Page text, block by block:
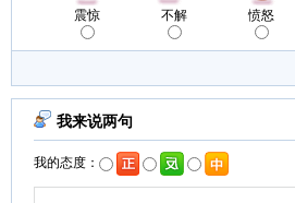
震惊 不解 愤怒